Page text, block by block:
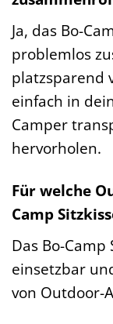
Ja, das Bo-
problemlos
platzsparend
einfach in
Camper
hervorholen.
Für welche
Camp
Das Bo-
einsetzbar
von Outdoor-